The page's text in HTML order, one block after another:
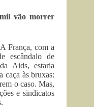
vão morrer
França, com a
escândalo de
Aids, estaria
caça às bruxas:
o caso. Mas,
e sindicatos